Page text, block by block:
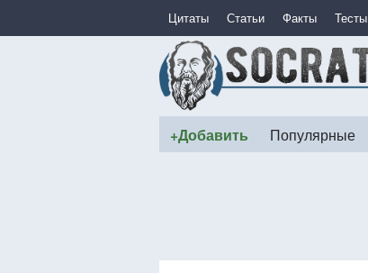
Цитаты Статьи Факты Тесты
+Добавить Популярные